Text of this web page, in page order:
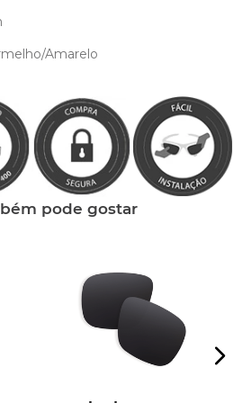
Amarelo
pode gostar